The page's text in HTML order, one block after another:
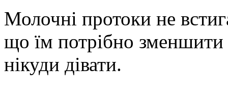
Молочні протоки не
що їм потрібно
нікуди дівати.